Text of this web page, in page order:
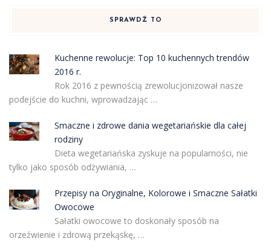
SPRAWDŹ TO
Kuchenne rewolucje: Top 10 kuchennych trendów
2016 r.
Rok 2016 z pewnością zrewolucjonizował nasze
podejście do kuchni, wprowadzając …
Smaczne i zdrowe dania wegetariańskie dla całej
rodziny
Dieta wegetariańska zyskuje na popularności, nie
tylko jako sposób odżywiania, …
Przepisy na Oryginalne, Kolorowe i Smaczne Sałatki
Owocowe
Sałatki owocowe to doskonały sposób na
orzeźwienie i zdrową przekąskę, …